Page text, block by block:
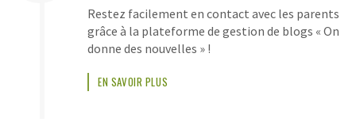
Restez facilement en contact avec les parents
grâce à la plateforme de gestion de blogs « On
donne des nouvelles » !
EN SAVOIR PLUS